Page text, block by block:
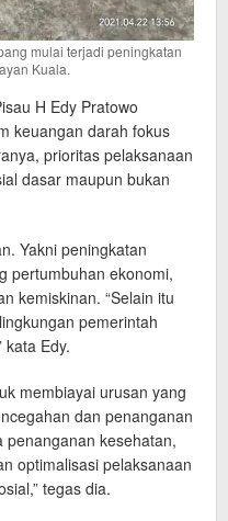
mulai terjadi peningkatan
Kuala.
H Edy Pratowo
keuangan darah fokus
prioritas pelaksanaan
dasar maupun bukan
peningkatan
pertumbuhan ekonomi,
kemiskinan. “Selain itu
pemerintah
kata Edy.
urusan yang
dan penanganan
penanganan kesehatan,
optimalisasi pelaksanaan
tegas dia.